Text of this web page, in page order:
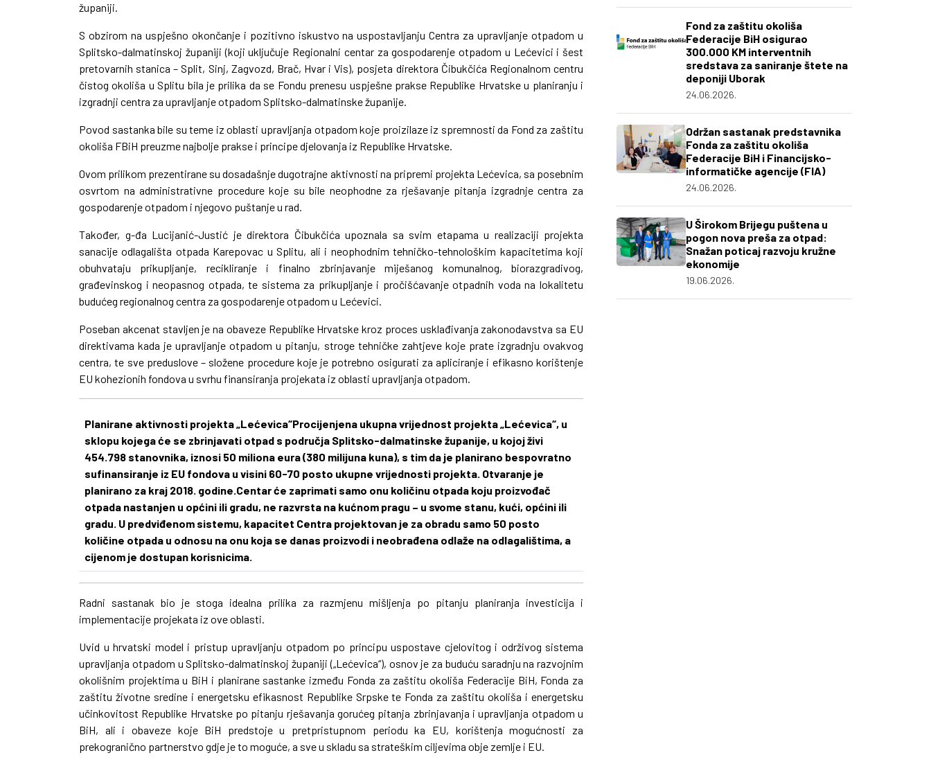
županiji.
S obzirom na uspješno okončanje i pozitivno iskustvo na uspostavljanju Centra za upravljanje otpadom u
Splitsko-dalmatinskoj županiji (koji uključuje Regionalni centar za gospodarenje otpadom u Lećevici i šest
pretovarnih stanica – Split, Sinj, Zagvozd, Brač, Hvar i Vis), posjeta direktora Čibukčića Regionalnom centru
čistog okoliša u Splitu bila je prilika da se Fondu prenesu uspješne prakse Republike Hrvatske u planiranju i
izgradnji centra za upravljanje otpadom Splitsko-dalmatinske županije.
Povod sastanka bile su teme iz oblasti upravljanja otpadom koje proizilaze iz spremnosti da Fond za zaštitu
okoliša FBiH preuzme najbolje prakse i principe djelovanja iz Republike Hrvatske.
Ovom prilikom prezentirane su dosadašnje dugotrajne aktivnosti na pripremi projekta Lećevica, sa posebnim
osvrtom na administrativne procedure koje su bile neophodne za rješavanje pitanja izgradnje centra za
gospodarenje otpadom i njegovo puštanje u rad.
Također, g-đa Lucijanić-Justić je direktora Čibukčića upoznala sa svim etapama u realizaciji projekta
sanacije odlagališta otpada Karepovac u Splitu, ali i neophodnim tehničko-tehnološkim kapacitetima koji
obuhvataju prikupljanje, recikliranje i finalno zbrinjavanje miješanog komunalnog, biorazgradivog,
građevinskog i neopasnog otpada, te sistema za prikupljanje i pročišćavanje otpadnih voda na lokalitetu
budućeg regionalnog centra za gospodarenje otpadom u Lećevici.
Poseban akcenat stavljen je na obaveze Republike Hrvatske kroz proces usklađivanja zakonodavstva sa EU
direktivama kada je upravljanje otpadom u pitanju, stroge tehničke zahtjeve koje prate izgradnju ovakvog
centra, te sve preduslove – složene procedure koje je potrebno osigurati za apliciranje i efikasno korištenje
EU kohezionih fondova u svrhu finansiranja projekata iz oblasti upravljanja otpadom.
Planirane aktivnosti projekta „Lećevica“Procijenjena ukupna vrijednost projekta „Lećevica“, u
sklopu kojega će se zbrinjavati otpad s područja Splitsko-dalmatinske županije, u kojoj živi
454.798 stanovnika, iznosi 50 miliona eura (380 milijuna kuna), s tim da je planirano bespovratno
sufinansiranje iz EU fondova u visini 60-70 posto ukupne vrijednosti projekta. Otvaranje je
planirano za kraj 2018. godine.Centar će zaprimati samo onu količinu otpada koju proizvođač
otpada nastanjen u općini ili gradu, ne razvrsta na kućnom pragu – u svome stanu, kući, općini ili
gradu. U predviđenom sistemu, kapacitet Centra projektovan je za obradu samo 50 posto
količine otpada u odnosu na onu koja se danas proizvodi i neobrađena odlaže na odlagalištima, a
cijenom je dostupan korisnicima.
Radni sastanak bio je stoga idealna prilika za razmjenu mišljenja po pitanju planiranja investicija i
implementacije projekata iz ove oblasti.
Uvid u hrvatski model i pristup upravljanju otpadom po principu uspostave cjelovitog i održivog sistema
upravljanja otpadom u Splitsko-dalmatinskoj županiji („Lećevica“), osnov je za buduću saradnju na razvojnim
okolišnim projektima u BiH i planirane sastanke između Fonda za zaštitu okoliša Federacije BiH, Fonda za
zaštitu životne sredine i energetsku efikasnost Republike Srpske te Fonda za zaštitu okoliša i energetsku
učinkovitost Republike Hrvatske po pitanju rješavanja gorućeg pitanja zbrinjavanja i upravljanja otpadom u
BiH, ali i obaveze koje BiH predstoje u pretpristupnom periodu ka EU, korištenja mogućnosti za
prekogranično partnerstvo gdje je to moguće, a sve u skladu sa strateškim ciljevima obje zemlje i EU.
Fond za zaštitu okoliša
Federacije BiH osigurao
300.000 KM interventnih
sredstava za saniranje štete na
deponiji Uborak
24.06.2026.
Održan sastanak predstavnika
Fonda za zaštitu okoliša
Federacije BiH i Financijsko-
informatičke agencije (FIA)
24.06.2026.
U Širokom Brijegu puštena u
pogon nova preša za otpad:
Snažan poticaj razvoju kružne
ekonomije
19.06.2026.